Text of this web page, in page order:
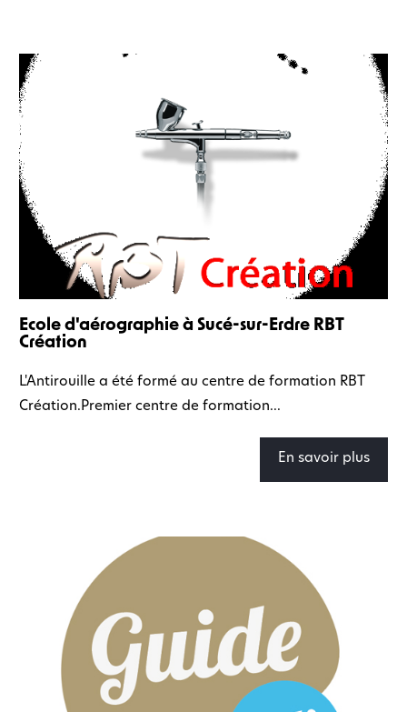
Ecole d'aérographie à Sucé-sur-Erdre RBT
Création
L'Antirouille a été formé au centre de formation RBT
Création.Premier centre de formation...
En savoir plus